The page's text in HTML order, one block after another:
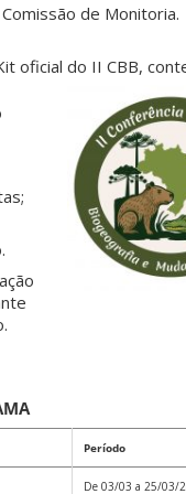
de Monitoria.
oficial do II CBB,
Período
De 03/03 a 25/03/